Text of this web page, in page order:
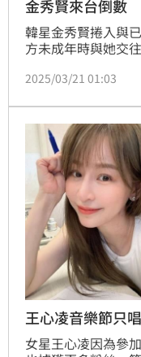
金秀賢來台倒數
韓星金秀賢捲入與
方未成年時與她交
落幕，金秀賢本月
回應了。
2025/03/21 01:03
王心凌音樂節只
女星王心凌因為參